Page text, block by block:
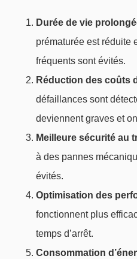
Durée de vie
prématurée est réduite
fréquents sont évités.
Réduction des coûts
défaillances sont
deviennent graves et
Meilleure sécurité au
à des pannes
évités.
Optimisation des
fonctionnent plus
temps d’arrêt.
Consommation